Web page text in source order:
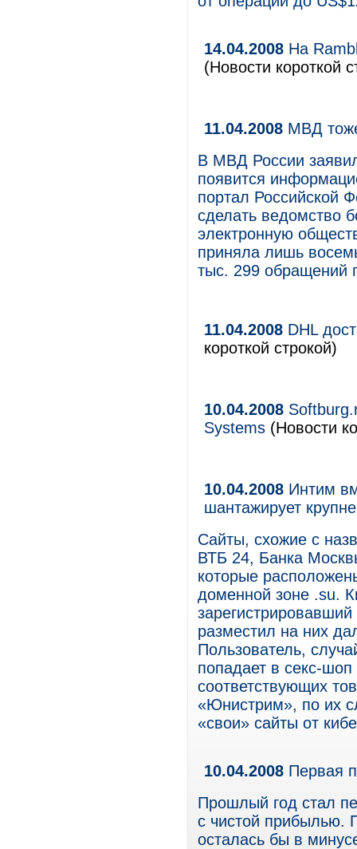
14.04.2008 На
(Новости короткой
11.04.2008 МВД
В МВД России
появится
портал Российской
сделать ведомство
электронную
приняла лишь
тыс. 299 обращений
11.04.2008 DHL
короткой строкой)
10.04.2008
Systems (Новости
10.04.2008 Интим
шантажирует
Сайты, схожие с
ВТБ 24, Банка
которые
доменной зоне .su.
разместил на них
Пользователь,
попадает в секс-
соответствующих
«Юнистрим», по их
«свои» сайты от
10.04.2008 Первая
Прошлый год стал
с чистой прибылью.
осталась бы в